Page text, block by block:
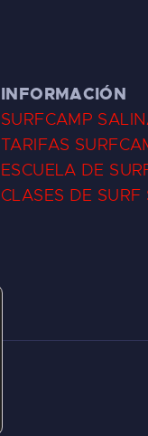
INFORMACIÓN
SURFCAMP
TARIFAS
ESCUELA DE
CLASES DE SURF